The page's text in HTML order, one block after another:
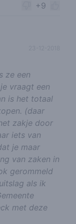
+9
23-12-2018
ze een
vraagt een
is het totaal
(daar
zakje door
iets van
je maar
van zaken in
gerommeld
als ik
met deze